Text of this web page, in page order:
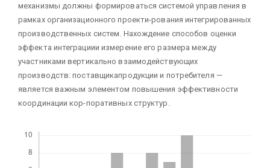
механизмы должны формироваться системой управления в
рамках организационного проекти-рования интегрированных
производственных систем. Нахождение способов оценки
эффекта интеграциии измерение его размера между
участниками вертикально взаимодействующих
производств: поставщикапродукции и потребителя —
является важным элементом повышения эффективности
координации кор-поративных структур.